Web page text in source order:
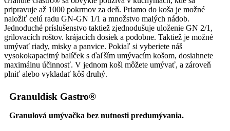
pripravuje až 1000 pokrmov za deň. Priamo do koša je možné
naložiť celú radu GN-GN 1/1 a množstvo malých nádob.
Jednoduché príslušenstvo taktiež zjednodušuje uloženie GN 2/1,
grilovacích roštov. krájacích dosiek a podobne. Taktiež je možné
umývať riady, misky a panvice. Pokiaľ si vyberiete náš
vysokokapacitný balíček s ďaľším umývacím košom, dosiahnete
maximálnu účinnosť. V jednom koši môžete umývať, a zároveň
plniť alebo vykladať kôš druhý.
Granuldisk Gastro®
Granulová umývačka bez nutnosti predumývania.